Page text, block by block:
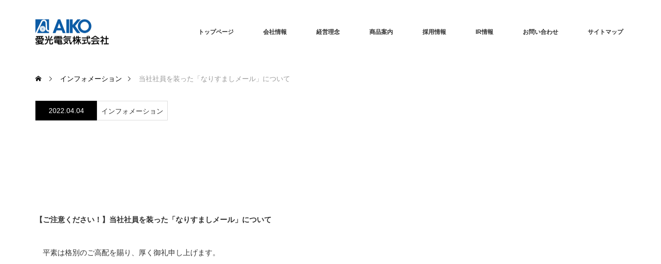
トップページ 会社情報 経営理念 商品案内 採用情報 IR情報 お問い合わせ サイトマップ
インフォメーション 当社社員を装った「なりすましメール」について
2022.04.04 インフォメーション
【ご注意ください！】当社社員を装った「なりすましメール」について
平素は格別のご高配を賜り、厚く御礼申し上げます。